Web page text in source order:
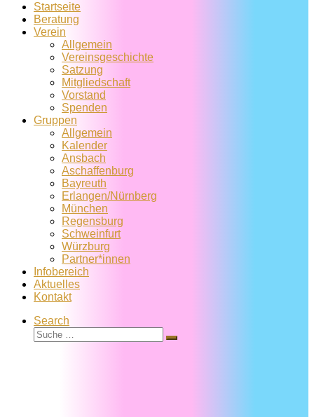
Startseite
Beratung
Verein
Allgemein
Vereins­geschichte
Satzung
Mitglied­schaft
Vorstand
Spenden
Gruppen
Allgemein
Kalender
Ansbach
Aschaffenburg
Bayreuth
Erlangen/Nürnberg
München
Regensburg
Schweinfurt
Würzburg
Partner*innen
Infobereich
Aktuelles
Kontakt
Search
Suche
Suche